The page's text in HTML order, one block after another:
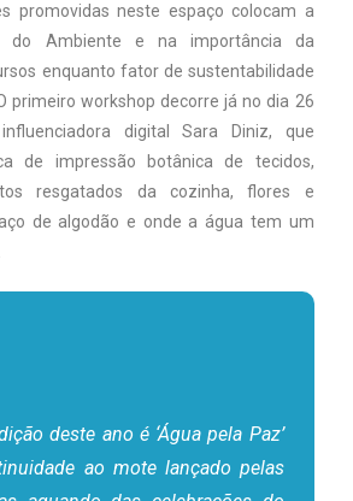
promovidas neste espaço colocam a
do Ambiente e na importância da
enquanto fator de sustentabilidade
primeiro workshop decorre já no dia 26
digital Sara Diniz, que
de impressão botânica de tecidos,
resgatados da cozinha, flores e
de algodão e onde a água tem um
deste ano é ‘Água pela Paz’
ao mote lançado pelas